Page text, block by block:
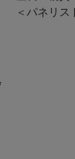
ト＞講